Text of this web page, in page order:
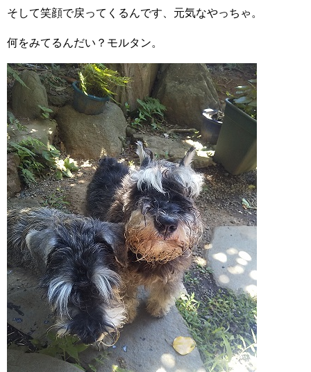
そして笑顔で戻ってくるんです、元気なやっちゃ。
何をみてるんだい？モルタン。